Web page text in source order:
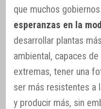
que muchos
esperanzas en la
desarrollar plantas
ambiental, capaces
extremas, tener una
ser más resistentes a
y producir más, sin